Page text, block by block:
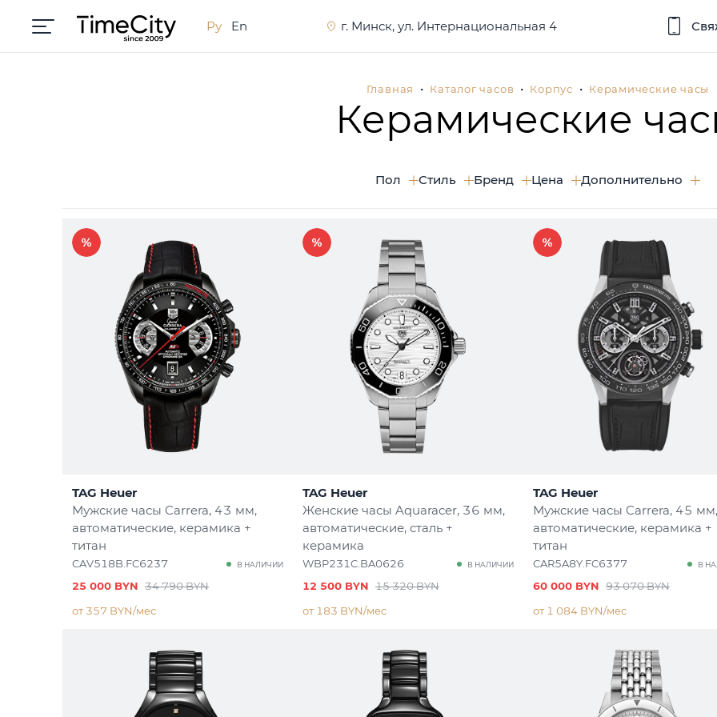
Ру En г. Минск, ул. Интернациональная 4
Главная Каталог часов Корпус Керамические часы
Керамические
Пол Стиль Бренд Цена Дополнительно
TAG Heuer
Мужские часы Carrera, 43 мм,
автоматические, керамика +
титан
CAV518B.FC6237 В НАЛИЧИИ
25 000 BYN 34 790 BYN
от 357 BYN/мес
TAG Heuer
Женские часы Aquaracer, 36 мм,
автоматические, сталь +
керамика
WBP231C.BA0626 В НАЛИЧИИ
12 500 BYN 15 320 BYN
от 183 BYN/мес
TAG Heuer
Мужские часы Carrera, 45 мм,
автоматические, керамика +
титан
CAR5A8Y.FC6377 В
60 000 BYN 93 070 BYN
от 1 084 BYN/мес